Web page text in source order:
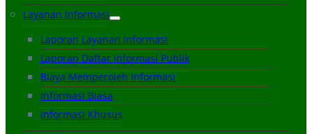
Layanan Informasi
Laporan Layanan Informasi
Laporan Daftar Informasi Publik
Biaya Memperoleh Informasi
Informasi Biasa
Informasi Khusus